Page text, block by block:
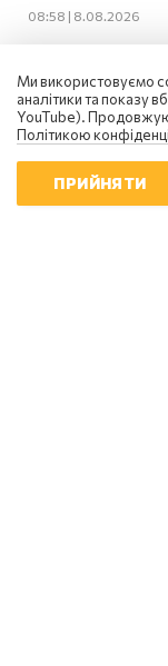
08:58 | 8.08.2026
Ми використовуємо
аналітики та показу
YouTube).
Політикою
ПРИЙНЯТИ